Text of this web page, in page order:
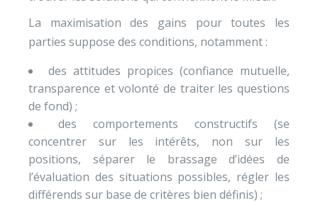
La maximisation des gains pour toutes les
parties suppose des conditions, notamment :
des attitudes propices (confiance mutuelle,
transparence et volonté de traiter les questions
de fond) ;
des comportements constructifs (se
concentrer sur les intérêts, non sur les
positions, séparer le brassage d’idées de
l’évaluation des situations possibles, régler les
différends sur base de critères bien définis) ;